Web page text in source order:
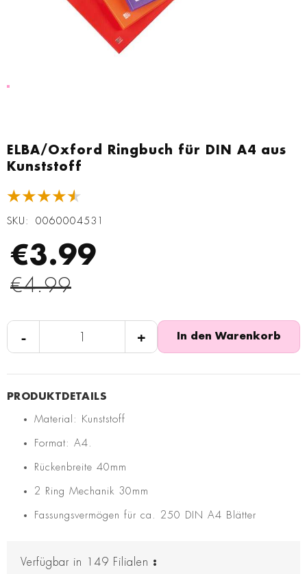
ELBA/Oxford Ringbuch für DIN A4 aus
Kunststoff
★★★★★
SKU 0060004531
€3.99
€4.99
- + In den Warenkorb
Material: Kunststoff
Format: A4.
Rückenbreite 40mm
2 Ring Mechanik 30mm
Fassungsvermögen für ca. 250 DIN A4 Blätter
Verfügbar in 149 Filialen :
Anfang
der
springen